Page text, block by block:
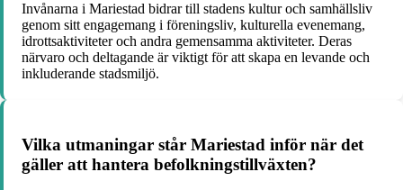
Invånarna i Mariestad bidrar till stadens kultur och samhällsliv
genom sitt engagemang i föreningsliv, kulturella evenemang,
idrottsaktiviteter och andra gemensamma aktiviteter. Deras
närvaro och deltagande är viktigt för att skapa en levande och
inkluderande stadsmiljö.
Vilka utmaningar står Mariestad inför när det
gäller att hantera befolkningstillväxten?